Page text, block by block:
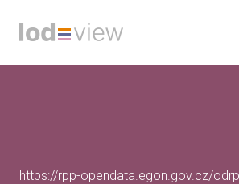
https://rpp-opendata.egon.gov.cz/